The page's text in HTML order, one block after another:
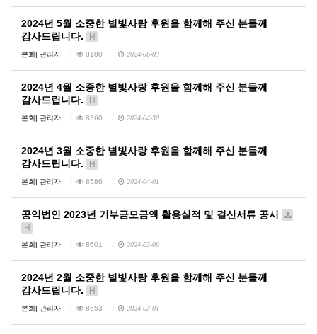
2024년 5월 소중한 별빛사랑 후원을 함께해 주신 분들께
감사드립니다.
H
본회| 관리자 8180 2024-06-03
2024년 4월 소중한 별빛사랑 후원을 함께해 주신 분들께
감사드립니다.
H
본회| 관리자 8360 2024-04-30
2024년 3월 소중한 별빛사랑 후원을 함께해 주신 분들께
감사드립니다.
H
본회| 관리자 8586 2024-04-01
공익법인 2023년 기부금모금액 활용실적 및 결산서류 공시
H
본회| 관리자 8601 2024-03-06
2024년 2월 소중한 별빛사랑 후원을 함께해 주신 분들께
감사드립니다.
H
본회| 관리자 8653 2024-03-01